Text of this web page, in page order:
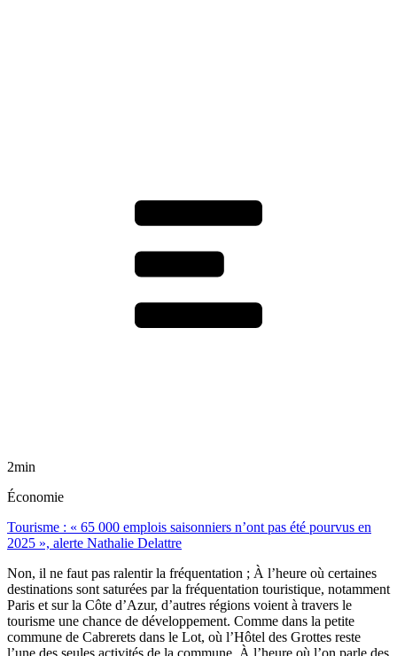
2min
Économie
Tourisme : « 65 000 emplois saisonniers n’ont pas été pourvus en
2025 », alerte Nathalie Delattre
Non, il ne faut pas ralentir la fréquentation ; À l’heure où certaines
destinations sont saturées par la fréquentation touristique, notamment
Paris et sur la Côte d’Azur, d’autres régions voient à travers le
tourisme une chance de développement. Comme dans la petite
commune de Cabrerets dans le Lot, où l’Hôtel des Grottes reste
l’une des seules activités de la commune. À l’heure où l’on parle des